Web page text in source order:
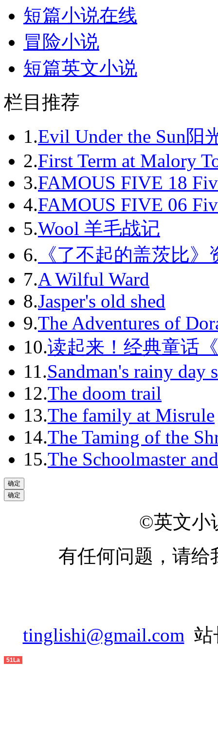
短篇小说在线
冒险小说
短篇英文小说
栏目推荐
1.Evil Under the Sun阳
2.First Term at Malory
3.FAMOUS FIVE 18
4.FAMOUS FIVE 06
5.Wool 羊毛战记
6. 《了不起的盖茨比》
7.A Wilful Ward
8.Jasper's old shed
9.The Adventures of
10.读起来！经典童话
11.Sandman's rainy day
12.The doom trail
13.The family at Misrule
14.The Taming of the
15.The Schoolmaster
©英文小
有任何问题，请给
tinglishi@gmail.com 站
51La